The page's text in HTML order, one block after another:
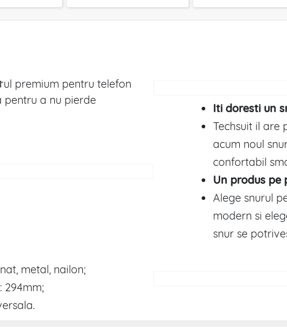
premium pentru telefon
pentru a nu pierde
Iti doresti un
Techsuit il are
acum noul
confortabil
Un produs pe
Alege snurul
modern si
snur se
metal, nailon;
294mm;